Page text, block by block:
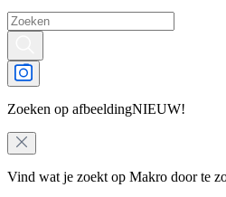
Zoeken op afbeeldingNIEUW!
Vind wat je zoekt op Makro door te